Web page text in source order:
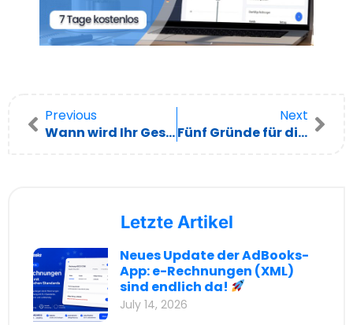
Previous
Wann wird Ihr Geschäft profitabel?
Next
Fünf Gründe für die Speicherung von Geschäftsdaten online
Letzte Artikel
Neues Update der AdBooks-
App: e-Rechnungen (XML)
sind endlich da!
July 14, 2026